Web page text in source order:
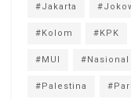
#Jakarta
#Kolom #KPK
#MUI #Nasional
#Palestina